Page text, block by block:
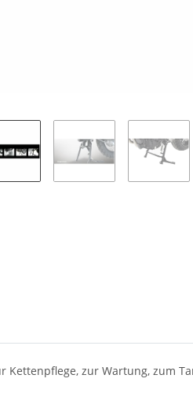
Kettenpflege, zur Wartung, zum